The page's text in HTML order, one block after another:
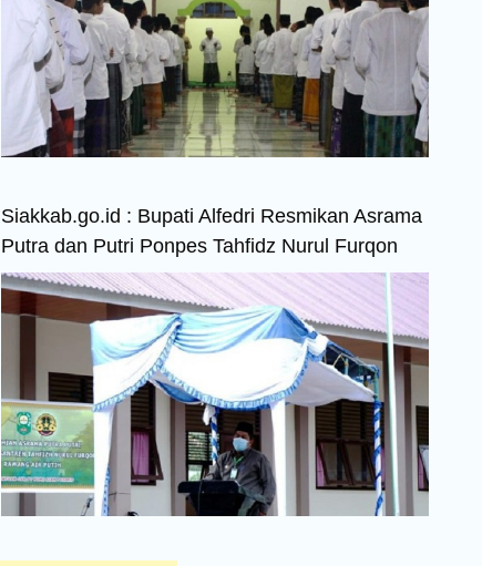
Siakkab.go.id : Bupati Alfedri Resmikan Asrama
Putra dan Putri Ponpes Tahfidz Nurul Furqon